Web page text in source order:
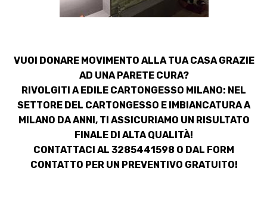
VUOI DONARE MOVIMENTO ALLA TUA CASA GRAZIE
AD UNA PARETE CURA?
RIVOLGITI A EDILE CARTONGESSO MILANO: NEL
SETTORE DEL CARTONGESSO E IMBIANCATURA A
MILANO DA ANNI, TI ASSICURIAMO UN RISULTATO
FINALE DI ALTA QUALITÀ!
CONTATTACI AL 3285441598 O DAL FORM
CONTATTO PER UN PREVENTIVO GRATUITO!